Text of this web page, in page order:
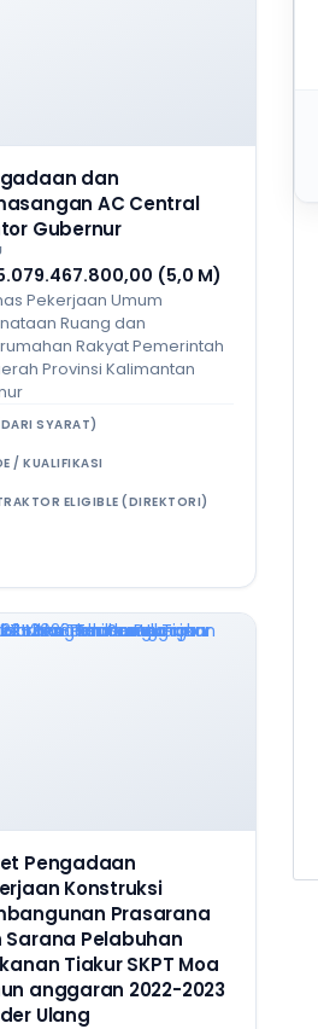
dan
AC Central
Gubernur
(5,0 M)
Pekerjaan Umum
Ruang dan
Rakyat Pemerintah
Provinsi Kalimantan
SYARAT)
/ KUALIFIKASI
ELIGIBLE (DIREKTORI)
Pengadaan
Konstruksi
Prasarana
Sarana Pelabuhan
Tiakur SKPT Moa
anggaran 2022-2023
Ulang